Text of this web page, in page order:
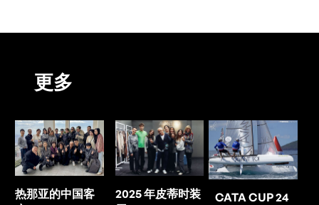
更多
热那亚的中国客
2025 年皮蒂时装
CATA CUP 24